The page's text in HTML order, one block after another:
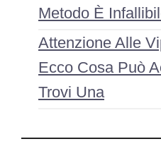
Metodo È
Attenzione Alle
Ecco Cosa Può
Trovi Una